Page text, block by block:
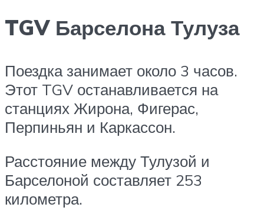
TGV Барселона Тулуза
Поездка занимает около 3 часов.
Этот TGV останавливается на
станциях Жирона, Фигерас,
Перпиньян и Каркассон.
Расстояние между Тулузой и
Барселоной составляет 253
километра.